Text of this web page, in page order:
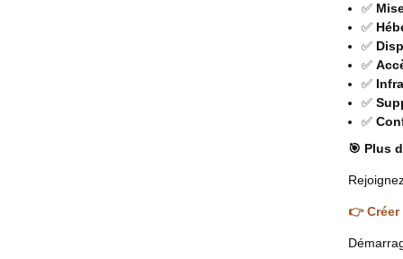
✅
✅
✅
✅
✅
✅
✅
🎯 Plus
👉